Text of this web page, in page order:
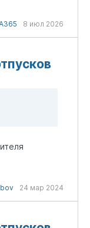
8 июл 2026
24 мар 2024